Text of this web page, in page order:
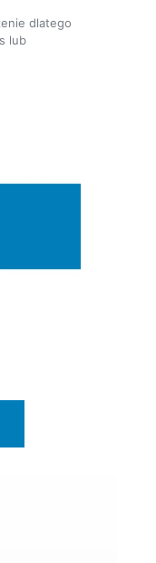
dlatego
lub